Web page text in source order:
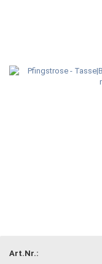
Art.Nr.: